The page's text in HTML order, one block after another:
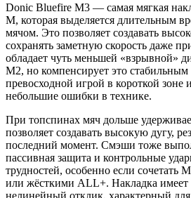
Donic Bluefire M3 — самая мягкая
M, которая выделяется длительным
мячом. Это позволяет создавать
сохранять заметную скорость даже
обладает чуть меньшей «взрывной»
M2, но компенсирует это стабильным
превосходной игрой в короткой
небольшие ошибки в технике.
При топспинах мяч дольше
позволяет создавать высокую дугу,
последний момент. Смэши тоже
пассивная защита и контрольные
трудностей, особенно если сочетать
или жёсткими ALL+. Накладка имеет
нелинейный отклик, характерный